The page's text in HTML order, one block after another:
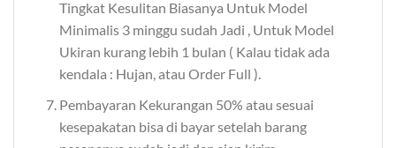
Tingkat Kesulitan Biasanya Untuk Model
Minimalis 3 minggu sudah Jadi , Untuk Model
Ukiran kurang lebih 1 bulan ( Kalau tidak ada
kendala : Hujan, atau Order Full ).
Pembayaran Kekurangan 50% atau sesuai
kesepakatan bisa di bayar setelah barang